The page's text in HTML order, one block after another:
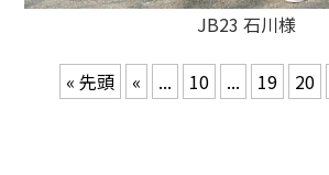
JB23 石川様
« 先頭 « ... 10 ... 19 20